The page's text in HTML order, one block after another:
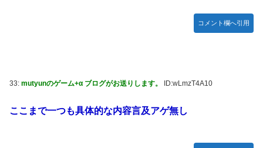
コメント欄へ引用
33: mutyunのゲーム+α ブログがお送りします。 ID:wLmzT4A10
ここまで一つも具体的な内容言及アゲ無し